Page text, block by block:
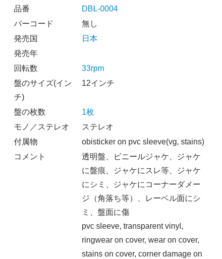
品番
DBL-0004
バーコード
無し
発売国
日本
発売年
回転数
33rpm
盤のサイズ(イン
チ)
12インチ
盤の枚数
1枚
モノ／ステレオ
ステレオ
付属物
obisticker on pvc sleeve(vg, stains)
コメント
透明盤、ビニールジャケ、ジャケ
に盤痕、ジャケにスレ等、ジャケ
にシミ、ジャケにコーナーダメー
ジ（角落ち等）、レーベル面にシ
ミ、盤面に傷
pvc sleeve, transparent vinyl,
ringwear on cover, wear on cover,
stains on cover, corner damage on